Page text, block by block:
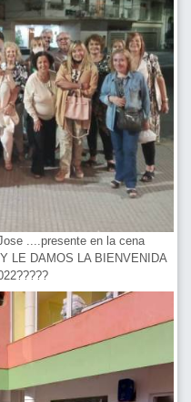
....presente en la cena
LE DAMOS LA BIENVENIDA